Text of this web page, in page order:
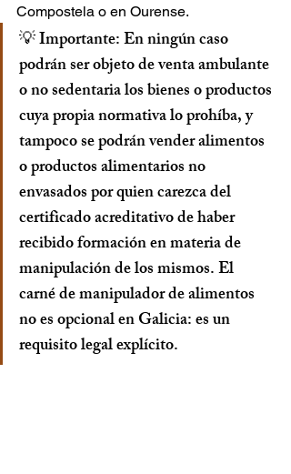
Compostela o en Ourense.
💡 Importante: En ningún caso
podrán ser objeto de venta ambulante
o no sedentaria los bienes o productos
cuya propia normativa lo prohíba, y
tampoco se podrán vender alimentos
o productos alimentarios no
envasados por quien carezca del
certificado acreditativo de haber
recibido formación en materia de
manipulación de los mismos. El
carné de manipulador de alimentos
no es opcional en Galicia: es un
requisito legal explícito.